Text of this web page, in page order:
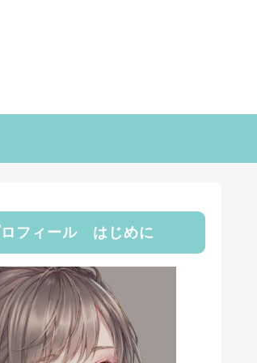
フィール はじめに